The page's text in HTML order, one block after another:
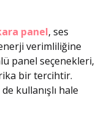
panel, ses
verimliliğine
panel seçenekleri,
bir tercihtir.
kullanışlı hale